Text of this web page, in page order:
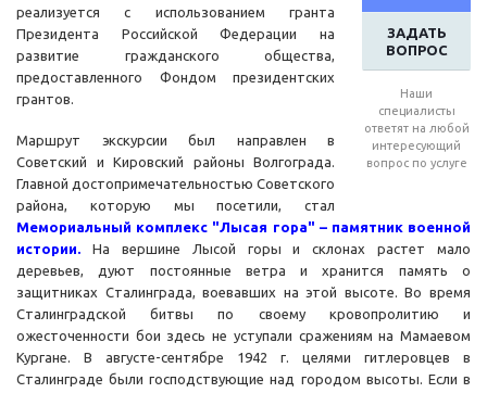
ЗАДАТЬ
ВОПРОС
Наши
специалисты
ответят на любой
интересующий
вопрос по услуге
реализуется с использованием гранта
Президента Российской Федерации на
развитие гражданского общества,
предоставленного Фондом президентских
грантов.
Маршрут экскурсии был направлен в
Советский и Кировский районы Волгограда.
Главной достопримечательностью Советского
района, которую мы посетили, стал
Мемориальный комплекс "Лысая гора" – памятник военной
истории. На вершине Лысой горы и склонах растет мало
деревьев, дуют постоянные ветра и хранится память о
защитниках Сталинграда, воевавших на этой высоте. Во время
Сталинградской битвы по своему кровопролитию и
ожесточенности бои здесь не уступали сражениям на Мамаевом
Кургане. В августе-сентябре 1942 г. целями гитлеровцев в
Сталинграде были господствующие над городом высоты. Если в